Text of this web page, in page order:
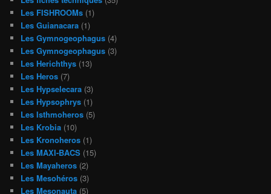
Les FISHROOMs (1)
Les Guianacara (1)
Les Gymnogeophagus (4)
Les Gymnogeophagus (3)
Les Herichthys (13)
Les Heros (7)
Les Hypselecara (3)
Les Hypsophrys (1)
Les Isthmoheros (5)
Les Krobia (10)
Les Kronoheros (1)
Les MAXI-BACS (15)
Les Mayaheros (2)
Les Mesohéros (3)
Les Mesonauta (5)